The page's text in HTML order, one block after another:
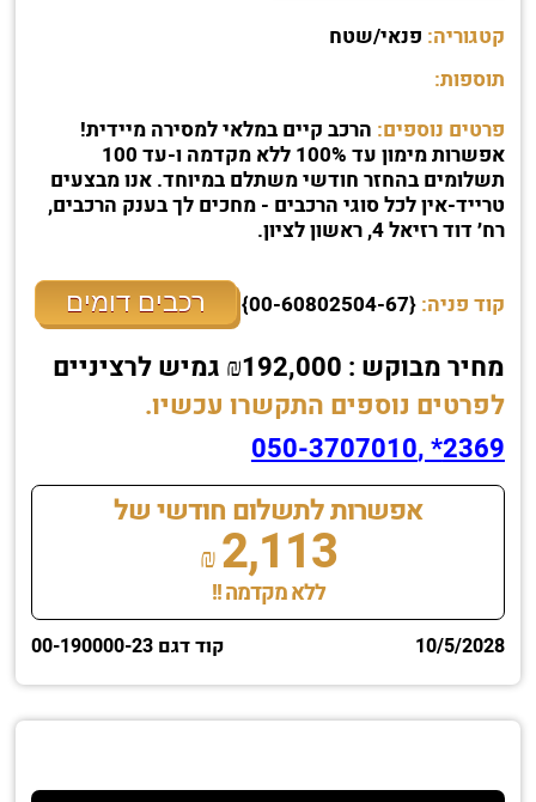
קטגוריה: פנאי/שטח
תוספות:
פרטים נוספים: הרכב קיים במלאי למסירה מיידית!
אפשרות מימון עד 100% ללא מקדמה ו-עד 100
תשלומים בהחזר חודשי משתלם במיוחד. אנו מבצעים
טרייד-אין לכל סוגי הרכבים - מחכים לך בענק הרכבים,
רח׳ דוד רזיאל 4, ראשון לציון.
קוד פניה:{00-60802504-67} רכבים דומים
מחיר מבוקש : ₪192,000 גמיש לרציניים
לפרטים נוספים התקשרו עכשיו.
2369* ,050-3707010
אפשרות לתשלום חודשי של
2,113
₪
ללא מקדמה !!
10/5/2028 קוד דגם 00-190000-23